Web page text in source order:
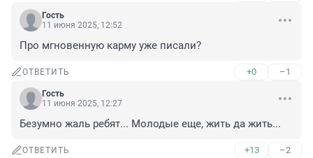
Гость
11 июня 2025, 12:52
Про мгновенную карму уже писали?
ОТВЕТИТЬ +0 –1
Гость
11 июня 2025, 12:27
Безумно жаль ребят... Молодые еще, жить да жить...
ОТВЕТИТЬ +13 –2